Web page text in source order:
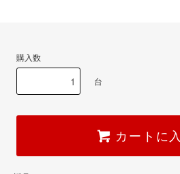
購入数
台
カートに